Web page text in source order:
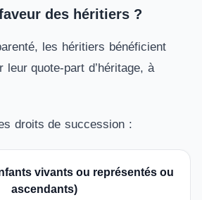
des héritiers ?
les héritiers bénéficient
leur quote-part d’héritage, à
droits de succession :
vivants ou représentés ou
ascendants)